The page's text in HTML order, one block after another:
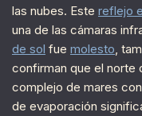
las nubes. Este reflejo
una de las cámaras
de sol fue molesto,
confirman que el norte
complejo de mares
de evaporación